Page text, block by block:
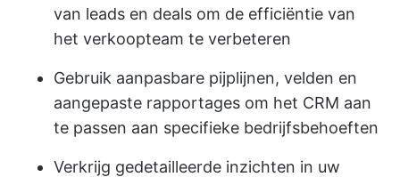
van leads en deals om de efficiëntie van
het verkoopteam te verbeteren
Gebruik aanpasbare pijplijnen, velden en
aangepaste rapportages om het CRM aan
te passen aan specifieke bedrijfsbehoeften
Verkrijg gedetailleerde inzichten in uw